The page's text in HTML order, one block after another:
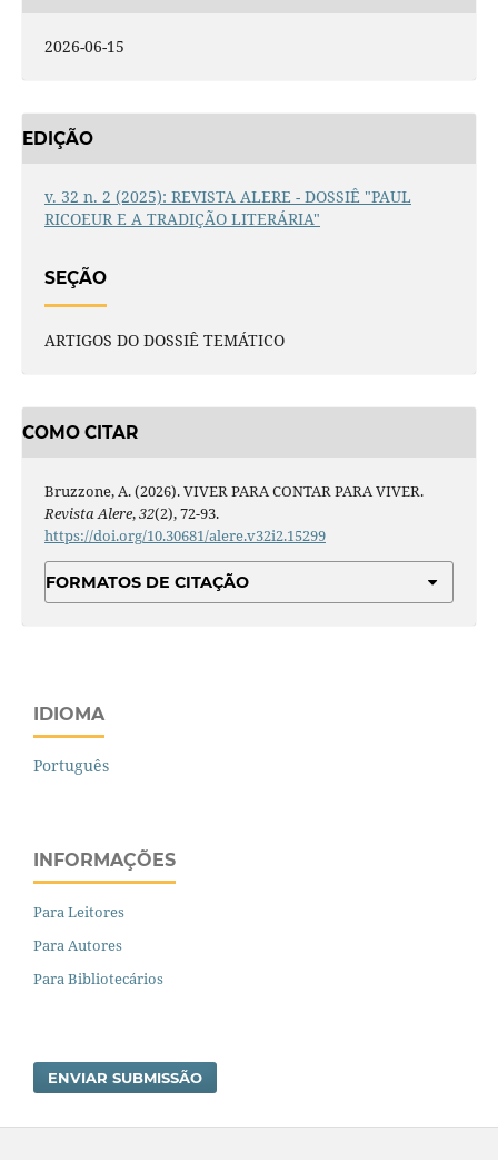
2026-06-15
EDIÇÃO
v. 32 n. 2 (2025): REVISTA ALERE - DOSSIÊ "PAUL
RICOEUR E A TRADIÇÃO LITERÁRIA"
SEÇÃO
ARTIGOS DO DOSSIÊ TEMÁTICO
COMO CITAR
Bruzzone, A. (2026). VIVER PARA CONTAR PARA VIVER.
Revista Alere,32(2), 72-93.
https://doi.org/10.30681/alere.v32i2.15299
FORMATOS DE CITAÇÃO
IDIOMA
Português
INFORMAÇÕES
Para Leitores
Para Autores
Para Bibliotecários
ENVIAR SUBMISSÃO